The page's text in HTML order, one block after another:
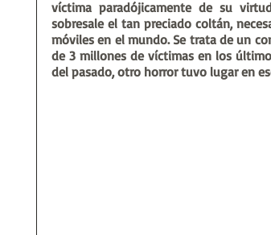
víctima paradójicamente de su
sobresale el tan preciado coltán,
móviles en el mundo. Se trata de un
de 3 millones de víctimas en los
del pasado, otro horror tuvo lugar en